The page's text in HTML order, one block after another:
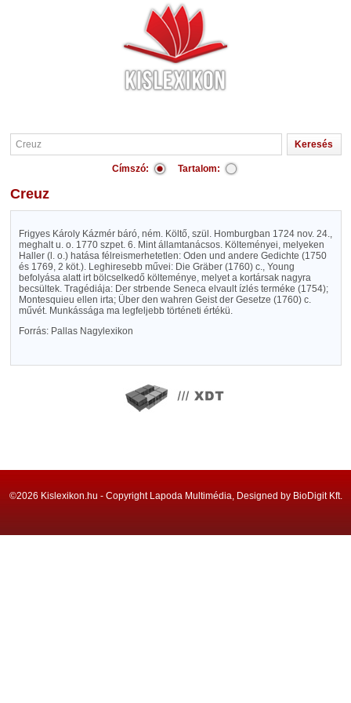
Címszó: Tartalom:
Creuz
Frigyes Károly Kázmér báró, ném. Költő, szül. Homburgban 1724 nov. 24.,
meghalt u. o. 1770 szpet. 6. Mint államtanácsos. Költeményei, melyeken
Haller (l. o.) hatása félreismerhetetlen: Oden und andere Gedichte (1750
és 1769, 2 köt.). Leghiresebb művei: Die Gräber (1760) c., Young
befolyása alatt irt bölcselkedő költeménye, melyet a kortársak nagyra
becsültek. Tragédiája: Der strbende Seneca elvault ízlés terméke (1754);
Montesquieu ellen irta; Über den wahren Geist der Gesetze (1760) c.
művét. Munkássága ma legfeljebb történeti értékü.
Forrás: Pallas Nagylexikon
©2026 Kislexikon.hu - Copyright Lapoda Multimédia, Designed by BioDigit Kft.